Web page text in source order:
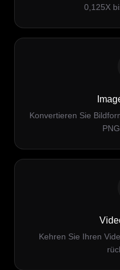
0,125X
Konvertieren Sie
Kehren Sie Ihren